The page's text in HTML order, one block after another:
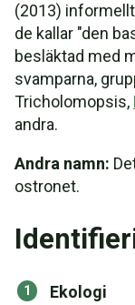
(2013)
de kallar "den
besläktad med
svamparna,
Tricholomopsis,
andra.
Andra namn:
ostronet.
Ekologi